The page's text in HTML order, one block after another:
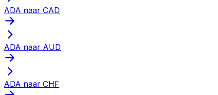
ADA naar CAD
ADA naar AUD
ADA naar CHF